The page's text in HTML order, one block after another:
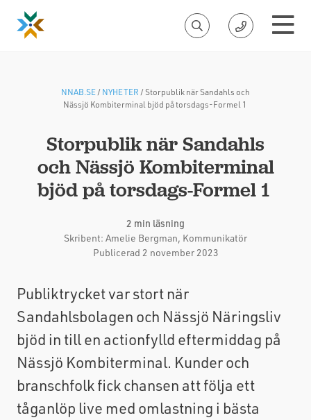
NNAB.SE/NYHETER /Storpublik när Sandahls och
Nässjö Kombiterminal bjöd på torsdags-Formel 1
Storpublik när Sandahls
och Nässjö Kombiterminal
bjöd på torsdags-Formel 1
2 min läsning
Skribent: Amelie Bergman, Kommunikatör
Publicerad 2 november 2023
Publiktrycket var stort när
Sandahlsbolagen och Nässjö Näringsliv
bjöd in till en actionfylld eftermiddag på
Nässjö Kombiterminal. Kunder och
branschfolk fick chansen att följa ett
tåganlöp live med omlastning i bästa